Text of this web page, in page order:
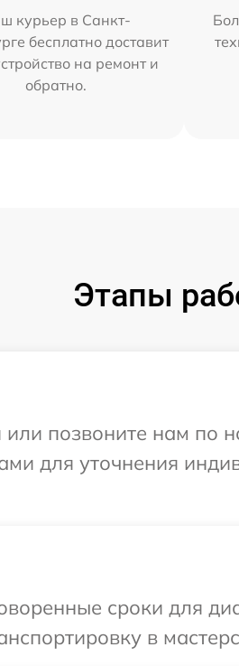
курьер в Санкт-
бесплатно доставит
на ремонт и
обратно.
Этапы
позвоните нам по
для уточнения
сроки для
в